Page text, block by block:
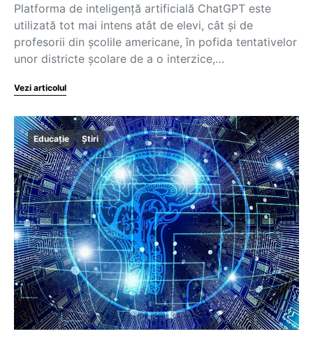
Platforma de inteligență artificială ChatGPT este
utilizată tot mai intens atât de elevi, cât și de
profesorii din școlile americane, în pofida tentativelor
unor districte școlare de a o interzice,…
Vezi articolul
Educație Știri